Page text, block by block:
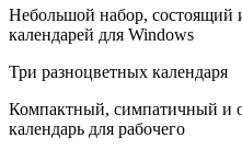
Небольшой набор, состоящий
календарей для Windows
Три разноцветных календаря
Компактный, симпатичный и
календарь для рабочего